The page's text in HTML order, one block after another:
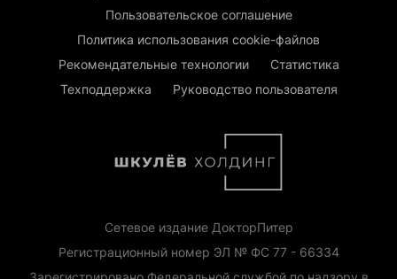
Пользовательское соглашение
Политика использования cookie-файлов
Рекомендательные технологии
Статистика
Техподдержка
Руководство пользователя
Сетевое издание ДокторПитер
Регистрационный номер ЭЛ № ФС 77 - 66334